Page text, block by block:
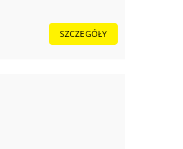
SZCZEGÓŁY